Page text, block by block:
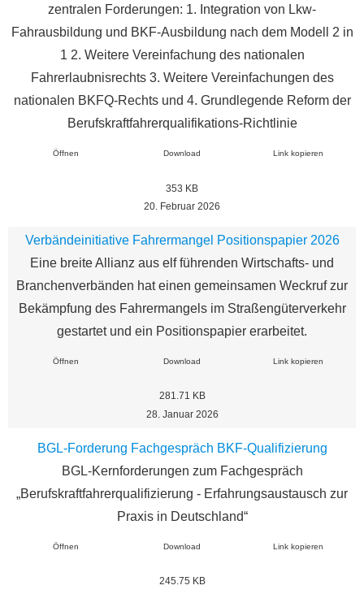
zentralen Forderungen: 1. Integration von Lkw-
Fahrausbildung und BKF-Ausbildung nach dem Modell 2 in
1 2. Weitere Vereinfachung des nationalen
Fahrerlaubnisrechts 3. Weitere Vereinfachungen des
nationalen BKFQ-Rechts und 4. Grundlegende Reform der
Berufskraftfahrerqualifikations-Richtlinie
Öffnen Download Link kopieren
353 KB
20. Februar 2026
Verbändeinitiative Fahrermangel Positionspapier 2026
Eine breite Allianz aus elf führenden Wirtschafts- und
Branchenverbänden hat einen gemeinsamen Weckruf zur
Bekämpfung des Fahrermangels im Straßengüterverkehr
gestartet und ein Positionspapier erarbeitet.
Öffnen Download Link kopieren
281.71 KB
28. Januar 2026
BGL-Forderung Fachgespräch BKF-Qualifizierung
BGL-Kernforderungen zum Fachgespräch
„Berufskraftfahrerqualifizierung - Erfahrungsaustausch zur
Praxis in Deutschland“
Öffnen Download Link kopieren
245.75 KB